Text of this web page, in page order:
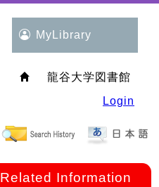
MyLibrary
龍谷大学図書館
Login
Related Information